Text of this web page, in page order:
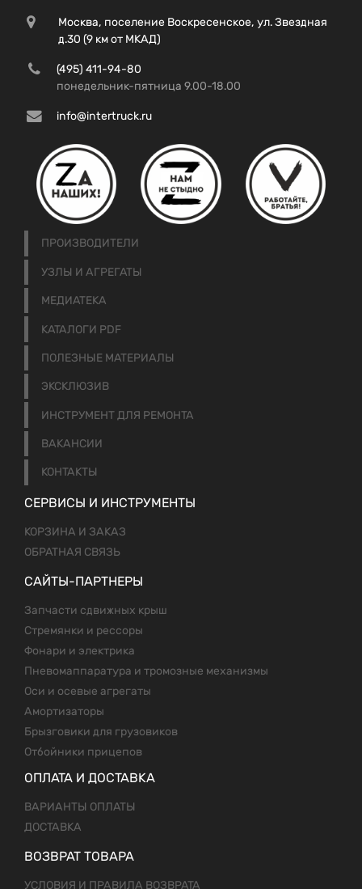
Москва, поселение Воскресенское, ул. Звездная
д.30 (9 км от МКАД)
(495) 411-94-80
понедельник-пятница 9.00-18.00
info@intertruck.ru
ПРОИЗВОДИТЕЛИ
УЗЛЫ И АГРЕГАТЫ
МЕДИАТЕКА
КАТАЛОГИ PDF
ПОЛЕЗНЫЕ МАТЕРИАЛЫ
ЭКСКЛЮЗИВ
ИНСТРУМЕНТ ДЛЯ РЕМОНТА
ВАКАНСИИ
КОНТАКТЫ
СЕРВИСЫ И ИНСТРУМЕНТЫ
КОРЗИНА И ЗАКАЗ
ОБРАТНАЯ СВЯЗЬ
САЙТЫ-ПАРТНЕРЫ
Запчасти сдвижных крыш
Стремянки и рессоры
Фонари и электрика
Пневомаппаратура и тромозные механизмы
Оси и осевые агрегаты
Амортизаторы
Брызговики для грузовиков
Отбойники прицепов
ОПЛАТА И ДОСТАВКА
ВАРИАНТЫ ОПЛАТЫ
ДОСТАВКА
ВОЗВРАТ ТОВАРА
УСЛОВИЯ И ПРАВИЛА ВОЗВРАТА